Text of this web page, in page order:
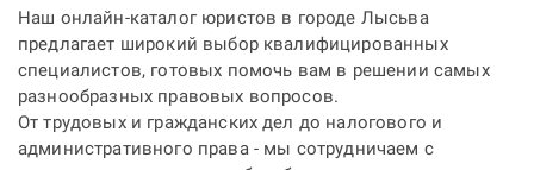
Наш онлайн-каталог юристов в городе Лысьва
предлагает широкий выбор квалифицированных
специалистов, готовых помочь вам в решении самых
разнообразных правовых вопросов.
От трудовых и гражданских дел до налогового и
административного права - мы сотрудничаем с